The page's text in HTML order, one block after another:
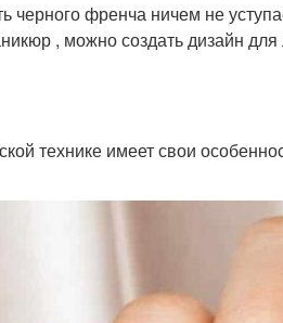
черного френча ничем не
, можно создать дизайн
технике имеет свои